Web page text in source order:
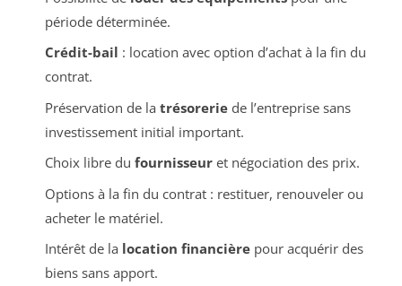
période déterminée.
Crédit-bail : location avec option d’achat à la fin du
contrat.
Préservation de la trésoreriede l’entreprise sans
investissement initial important.
Choix libre du fournisseuret négociation des prix.
Options à la fin du contrat : restituer, renouveler ou
acheter le matériel.
Intérêt de la location financièrepour acquérir des
biens sans apport.